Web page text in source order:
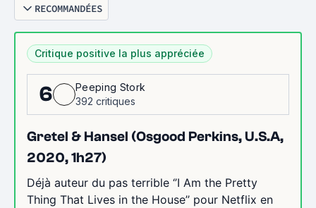
RECOMMANDÉES
Critique positive la plus appréciée
6
Peeping Stork
392 critiques
Gretel & Hansel (Osgood Perkins, U.S.A,
2020, 1h27)
Déjà auteur du pas terrible ‘’I Am the Pretty
Thing That Lives in the House’’ pour Netflix en